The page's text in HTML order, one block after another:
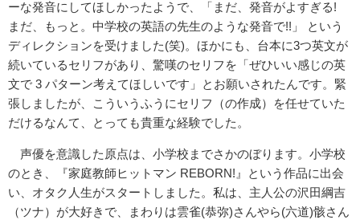
ーな発音にしてほしかったようで、「まだ、発音がよすぎる!
まだ、もっと。中学校の英語の先生のような発音で!!」 という
ディレクションを受けました(笑)。ほかにも、台本に3つ英文が
続いているセリフがあり、驚嘆のセリフを「ぜひいい感じの英
文で 3 パターン考えてほしいです」とお願いされたんです。緊
張しましたが、こういうふうにセリフ（の作成）を任せていた
だけるなんて、とっても貴重な経験でした。
声優を意識した原点は、小学校までさかのぼります。小学校
のとき、『家庭教師ヒットマン REBORN!』という作品に出会
い、オタク人生がスタートしました。私は、主人公の沢田綱吉
（ツナ）が大好きで、まわりは雲雀(恭弥)さんやら(六道)骸さん